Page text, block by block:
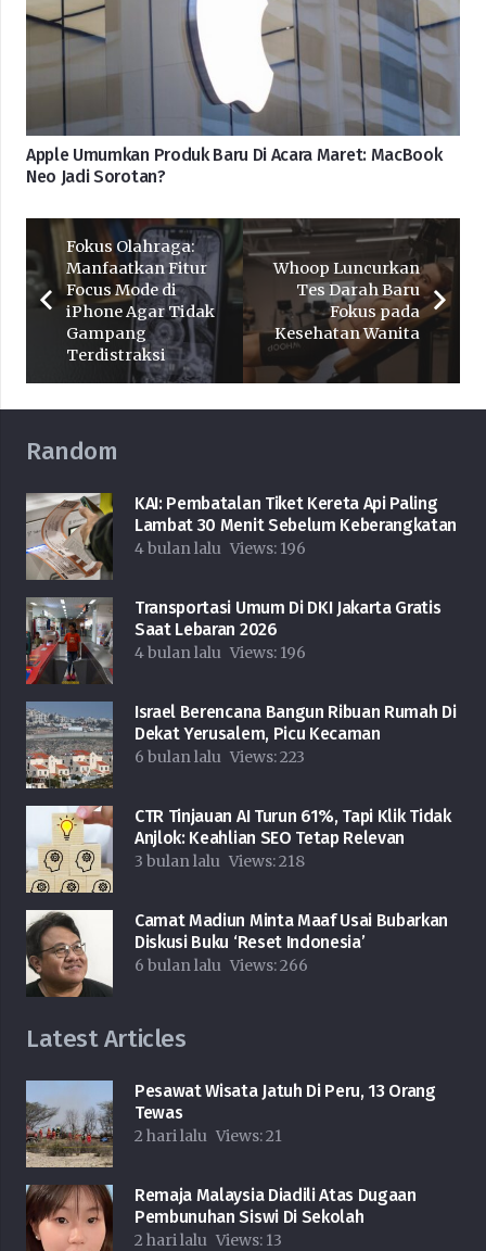
Apple Umumkan Produk Baru Di Acara Maret: MacBook
Neo Jadi Sorotan?
Fokus Olahraga:
Manfaatkan Fitur
Focus Mode di
iPhone Agar Tidak
Gampang
Terdistraksi
Whoop Luncurkan
Tes Darah Baru
Fokus pada
Kesehatan Wanita
Random
KAI: Pembatalan Tiket Kereta Api Paling
Lambat 30 Menit Sebelum Keberangkatan
4 bulan lalu Views: 196
Transportasi Umum Di DKI Jakarta Gratis
Saat Lebaran 2026
4 bulan lalu Views: 196
Israel Berencana Bangun Ribuan Rumah Di
Dekat Yerusalem, Picu Kecaman
6 bulan lalu Views:223
CTR Tinjauan AI Turun 61%, Tapi Klik Tidak
Anjlok: Keahlian SEO Tetap Relevan
3 bulan lalu Views:218
Camat Madiun Minta Maaf Usai Bubarkan
Diskusi Buku ‘Reset Indonesia’
6 bulan lalu Views:266
Latest Articles
Pesawat Wisata Jatuh Di Peru, 13 Orang
Tewas
2 hari lalu Views:21
Remaja Malaysia Diadili Atas Dugaan
Pembunuhan Siswi Di Sekolah
2 hari lalu Views: 13